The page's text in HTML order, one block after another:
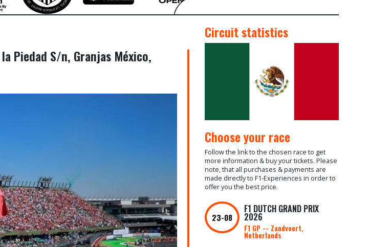
Piedad S/n, Granjas México,
Circuit statistics
Choose your race
Follow the link to the chosen race to get
more information & buy your tickets. Please
note, that all purchases & payments are
made directly to F1-Experiences in order to
offer you the best price.
23-08
F1 DUTCH GRAND PRIX
2026
F1 GP -- Zandvoort,
Netherlands